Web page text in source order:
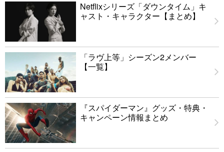
Netflixシリーズ「ダウンタイム」キ
ャスト・キャラクター【まとめ】
「ラヴ上等」シーズン2メンバー
【一覧】
『スパイダーマン』グッズ・特典・
キャンペーン情報まとめ